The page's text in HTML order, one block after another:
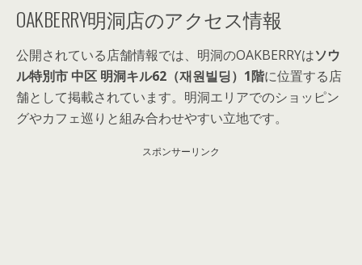
OAKBERRY明洞店のアクセス情報
公開されている店舗情報では、明洞のOAKBERRYはソウ
ル特別市 中区 明洞キル62（재원빌딩）1階に位置する店
舗として掲載されています。明洞エリアでのショッピン
グやカフェ巡りと組み合わせやすい立地です。
スポンサーリンク